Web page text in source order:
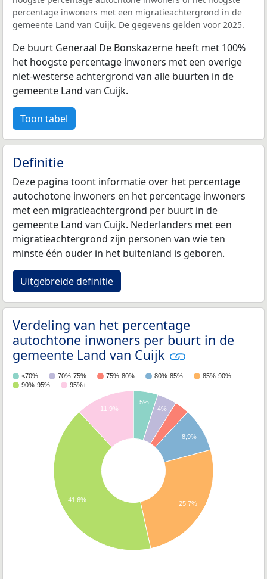
percentage inwoners met een migratieachtergrond in de
gemeente Land van Cuijk. De gegevens gelden voor 2025.
De buurt Generaal De Bonskazerne heeft met 100%
het hoogste percentage inwoners met een overige
niet-westerse achtergrond van alle buurten in de
gemeente Land van Cuijk.
Toon tabel
Definitie
Deze pagina toont informatie over het percentage
autochotone inwoners en het percentage inwoners
met een migratieachtergrond per buurt in de
gemeente Land van Cuijk. Nederlanders met een
migratieachtergrond zijn personen van wie ten
minste één ouder in het buitenland is geboren.
Uitgebreide definitie
Verdeling van het percentage
autochtone inwoners per buurt in de
gemeente Land van Cuijk
<70% 70%-75% 75%-80% 80%-85%
85%-90%
90%-95%
95%+
5%
4%
8,9%
25,7%
11,9%
41,6%